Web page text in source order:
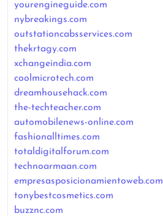
yourengineguide.com
nybreakings.com
outstationcabsservices.com
thekrtagy.com
xchangeindia.com
coolmicrotech.com
dreamhousehack.com
the-techteacher.com
automobilenews-online.com
fashionalltimes.com
totaldigitalforum.com
technoarmaan.com
empresasposicionamientoweb.com
tonybestcosmetics.com
buzznc.com